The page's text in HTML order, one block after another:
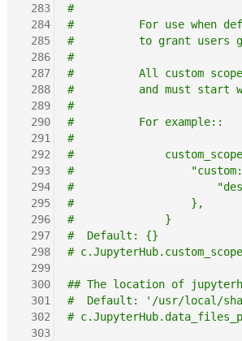
283
284
285
286
287
288
289
290
291
292
293
294
295
296
297
298
299
300
301
302
303
#
#          For use when
#          to grant users
#
#          All custom
#          and must start
#
#          For example::
#
#
#
#
#                  },
#              }
#  Default: {}
#
## The location of
#  Default: '/usr/local/
#